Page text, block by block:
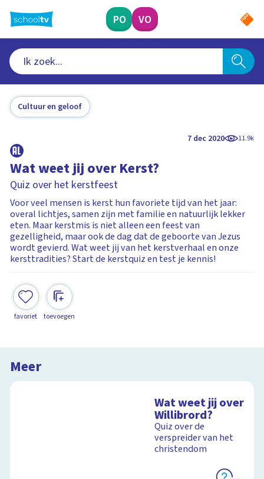
naar
hoofdinhoud
PO VO
Cultuur en geloof
7 dec 2020 11.9k
Wat weet jij over Kerst?
Quiz over het kerstfeest
Voor veel mensen is kerst hun favoriete tijd van het jaar:
overal lichtjes, samen zijn met familie en natuurlijk lekker
eten. Maar kerstmis is niet alleen een feest van
gezelligheid, maar ook de dag dat de geboorte van Jezus
wordt gevierd. Wat weet jij van het kerstverhaal en onze
kersttradities? Start de kerstquiz en test je kennis!
favoriet toevoegen
Meer
Wat weet jij over
Willibrord?
Quiz over de
verspreider van het
christendom